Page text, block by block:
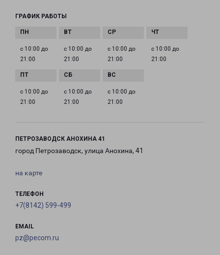
ГРАФИК РАБОТЫ
с 10:00 до
21:00
с 10:00 до
21:00
с 10:00 до
21:00
с 10:00 до
21:00
с 10:00 до
21:00
с 10:00 до
21:00
с 10:00 до
21:00
ПЕТРОЗАВОДСК АНОХИНА 41
город Петрозаводск, улица Анохина, 41
на карте
ТЕЛЕФОН
+7(8142) 599-499
EMAIL
pz@pecom.ru